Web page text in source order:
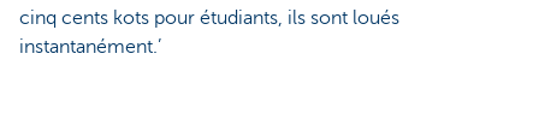
cinq cents kots pour étudiants, ils sont loués
instantanément.’